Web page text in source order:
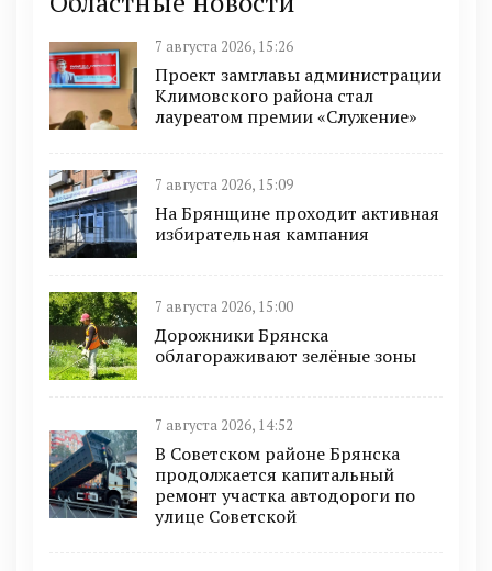
7 августа 2026, 15:26
Проект замглавы администрации
Климовского района стал
лауреатом премии «Служение»
7 августа 2026, 15:09
На Брянщине проходит активная
избирательная кампания
7 августа 2026, 15:00
Дорожники Брянска
облагораживают зелёные зоны
7 августа 2026, 14:52
В Советском районе Брянска
продолжается капитальный
ремонт участка автодороги по
улице Советской